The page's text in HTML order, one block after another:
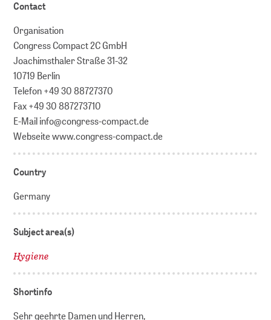
Contact
Organisation
Congress Compact 2C GmbH
Joachimsthaler Straße 31-32
10719 Berlin
Telefon +49 30 88727370
Fax +49 30 887273710
E-Mail info@congress-compact.de
Webseite www.congress-compact.de
Country
Germany
Subject area(s)
Hygiene
Shortinfo
Sehr geehrte Damen und Herren,